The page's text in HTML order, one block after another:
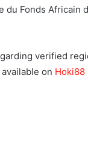
du Fonds Africain
verified
on Hoki88